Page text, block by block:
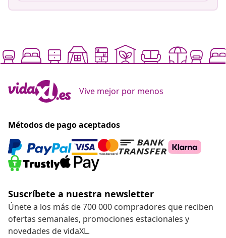
Vive mejor por menos
Métodos de pago aceptados
Suscríbete a nuestra newsletter
Únete a los más de 700 000 compradores que reciben
ofertas semanales, promociones estacionales y
novedades de vidaXL.